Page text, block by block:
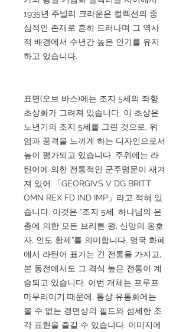
1935년 주빌리 크라운은 컬렉션의 중
심적인 존재로 흔히 드러나며 그 역사
적 배경에서 수년간 높은 인기를 유지
하고 있습니다.
표면(오브 바스)에는 조지 5세의 좌향
초상화가 그려져 있습니다. 이 초상은
노년기의 조지 5세를 그린 것으로, 위
엄과 풍격을 느끼게 하는 디자인으로서
높이 평가되고 있습니다. 주위에는 라
틴어에 의한 전통적인 군주명문이 새겨
져 있어 「GEORGIVS V DG BRITT
OMN REX FD IND IMP」라고 적혀 있
습니다. 이것은 “조지 5세, 하나님의 은
총에 의한 모든 브리튼 왕, 신앙의 옹호
자, 인도 황제”를 의미합니다. 영국 화폐
에서 라틴어 표기는 긴 전통을 가지고,
본 동전에서도 그 격식 높은 전통이 계
승되고 있습니다. 이번 개체는 프루프
마무리이기 때문에, 통상 유통화에는
볼 수 없는 경면상의 필드와 섬세한 조
각 표현을 즐길 수 있습니다. 이미지에